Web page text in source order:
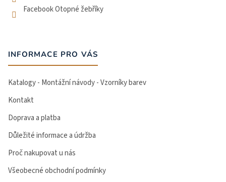
Facebook Otopné žebříky
INFORMACE PRO VÁS
Katalogy - Montážní návody - Vzorníky barev
Kontakt
Doprava a platba
Důležité informace a údržba
Proč nakupovat u nás
Všeobecné obchodní podmínky